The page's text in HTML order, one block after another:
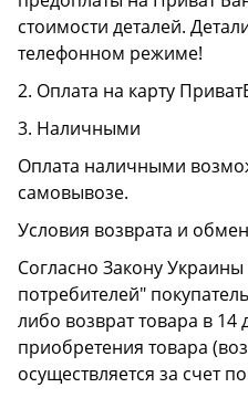
стоимости деталей.
телефонном режиме!
2. Оплата на карту
3. Наличными
Оплата наличными
самовывозе.
Условия возврата и
Согласно Закону
потребителей"
либо возврат товара в 14
приобретения товара
осуществляется за счет